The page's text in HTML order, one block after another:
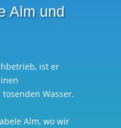
Alm und
ist er
Wasser.
Alm, wo wir